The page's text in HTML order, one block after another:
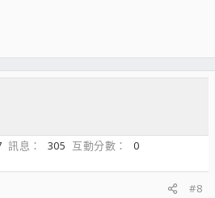
訊息 305 互動分數
0
#8